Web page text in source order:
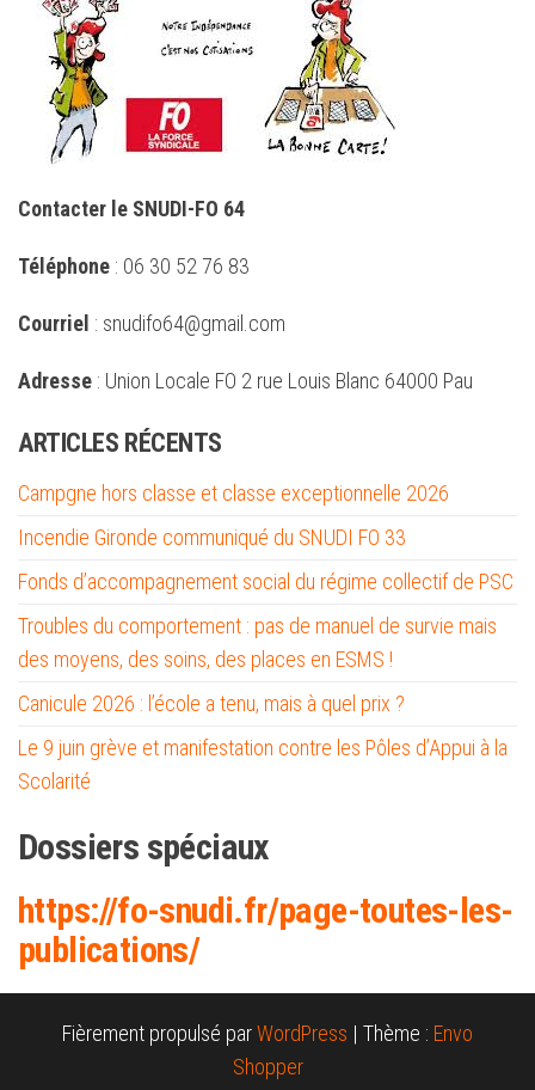
Contacter le SNUDI-FO 64
Téléphone : 06 30 52 76 83
Courriel : snudifo64@gmail.com
Adresse : Union Locale FO 2 rue Louis Blanc 64000 Pau
ARTICLES RÉCENTS
Campgne hors classe et classe exceptionnelle 2026
Incendie Gironde communiqué du SNUDI FO 33
Fonds d’accompagnement social du régime collectif de PSC
Troubles du comportement : pas de manuel de survie mais
des moyens, des soins, des places en ESMS !
Canicule 2026 : l’école a tenu, mais à quel prix ?
Le 9 juin grève et manifestation contre les Pôles d’Appui à la
Scolarité
Dossiers spéciaux
https://fo-snudi.fr/page-toutes-les-
publications/
Fièrement propulsé parWordPress | Thème : Envo
Shopper